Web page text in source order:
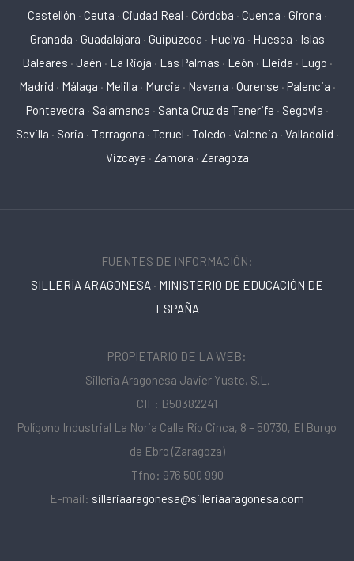
Castellón · Ceuta · Ciudad Real · Córdoba · Cuenca · Girona ·
Granada · Guadalajara · Guipúzcoa · Huelva · Huesca · Islas
Baleares · Jaén · La Rioja · Las Palmas · León · Lleida · Lugo ·
Madrid · Málaga · Melilla · Murcia · Navarra · Ourense · Palencia ·
Pontevedra · Salamanca · Santa Cruz de Tenerife · Segovia ·
Sevilla · Soria · Tarragona · Teruel · Toledo · Valencia · Valladolid ·
Vizcaya · Zamora · Zaragoza
FUENTES DE INFORMACIÓN:
SILLERÍA ARAGONESA · MINISTERIO DE EDUCACIÓN DE
ESPAÑA
PROPIETARIO DE LA WEB:
Sillería Aragonesa Javier Yuste, S.L.
CIF: B50382241
Polígono Industrial La Noria Calle Río Cinca, 8 – 50730, El Burgo
de Ebro (Zaragoza)
Tfno: 976 500 990
E-mail: silleriaaragonesa@silleriaaragonesa.com